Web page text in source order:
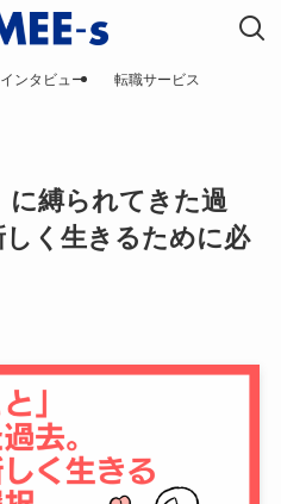
ンタビュー 転職サービス
に縛られてきた過
く生きるために必